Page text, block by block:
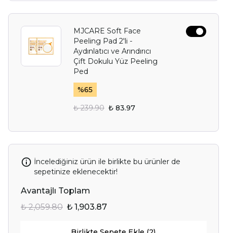
MJCARE Soft Face
Peeling Pad 2'li -
Aydınlatıcı ve Arındırıcı
Çift Dokulu Yüz Peeling
Ped
%65
₺ 239.90 ₺ 83.97
İncelediğiniz ürün ile birlikte bu ürünler de
sepetinize eklenecektir!
Avantajlı Toplam
₺ 2,059.80 ₺ 1,903.87